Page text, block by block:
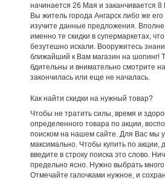
начинается 26 Мая и заканчивается
Вы житель города Ангарск либо же его
изучите данные предложения. Вполне
именно те скидки в супермаркетах,
безутешно искали. Вооружитесь
ближайший к Вам магазин на шопинг!
бдительны и внимательно смотрите
закончилась или еще не началась.
Как найти скидки на нужный товар?
Чтобы не тратить силы, время и
определенного товара по акции,
поиском на нашем сайте. Для Вас мы
максимально. Чтобы купить по акции,
введите в строку поиска это слово.
предельно ясно. Нужно выбрать
Отмечайте галочками нужное, и